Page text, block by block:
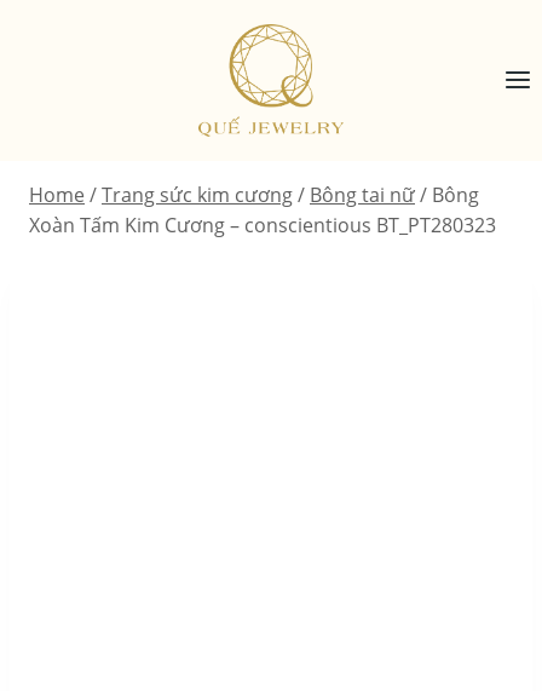
Home /Trang sức kim cương/ Bông tai nữ/ Bông
Xoàn Tấm Kim Cương – conscientious BT_PT280323